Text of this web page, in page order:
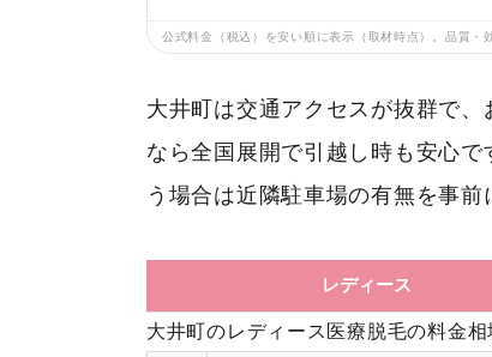
公式料金（税込）を安い順に表示（取材時点）。品質・
大井町は交通アクセスが抜群で
なら全国展開で引越し時も安心
う場合は近隣駐車場の有無を事
レディース
大井町のレディース医療脱毛の料金相